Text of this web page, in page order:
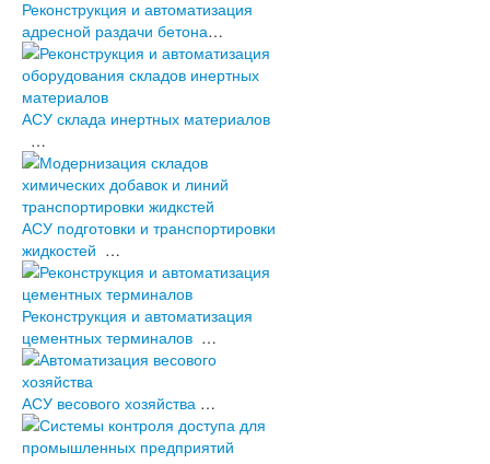
Агропромышленный комплекс
Цементные заводы и терминалы
Прочие предприятия
промышленности строительных
материалов
Системы контроля доступа
Проекты в разработке
Оборудование
Реконструкция и автоматизация
адресной раздачи бетона…
АСУ склада инертных материалов
…
АСУ подготовки и транспортировки
жидкостей …
Реконструкция и автоматизация
цементных терминалов …
АСУ весового хозяйства …